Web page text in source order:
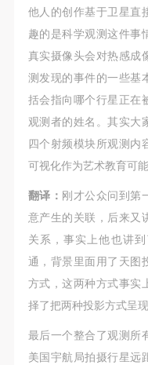
他人的创作基于卫星直
趣的是科学观测这件事
真实摄像头会对热感成
测发现的事件的一些基
括会指向哪个行星正在
观测者的姓名。其实大
四个射频模块所观测内
可视化作为艺术教育可
翻译： 刚才公众问到第
意产生的关联，后来又
关系，事实上他也讲
通，背景里面用了天图
方式，这两种方式事实
择了把两种投影方式呈现
最后一个整合了观测所
美国宇航局拍摄行星远